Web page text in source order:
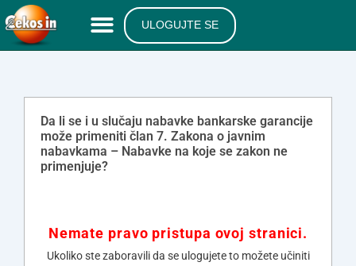
ULOGUJTE SE
Da li se i u slučaju nabavke bankarske garancije
može primeniti član 7. Zakona o javnim
nabavkama – Nabavke na koje se zakon ne
primenjuje?
Nemate pravo pristupa ovoj stranici.
Ukoliko ste zaboravili da se ulogujete to možete učiniti